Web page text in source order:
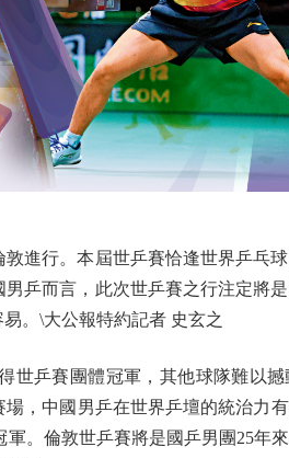
進行。本屆世乒賽恰逢世界乒乓
乒而言，此次世乒賽之行注定將
。\大公報特約記者 史玄之
乒賽團體冠軍，其他球隊難以撼
，中國男乒在世界乒壇的統治力
。倫敦世乒賽將是國乒男團25年